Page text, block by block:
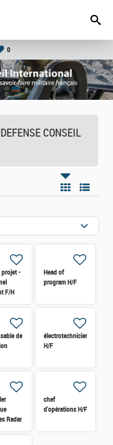
0
CONSEIL
projet -
F/H
Head of
program H/F
de
électrotechnicien
H/F
Radar
chef
d'opérations H/F